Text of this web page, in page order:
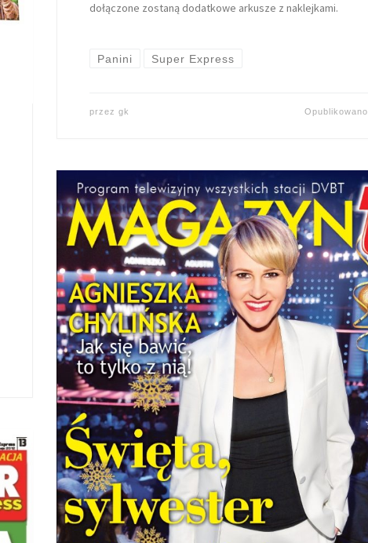
dołączone zostaną dodatkowe arkusze z naklejkami.
Panini Super Express
przez gk Opublikowano